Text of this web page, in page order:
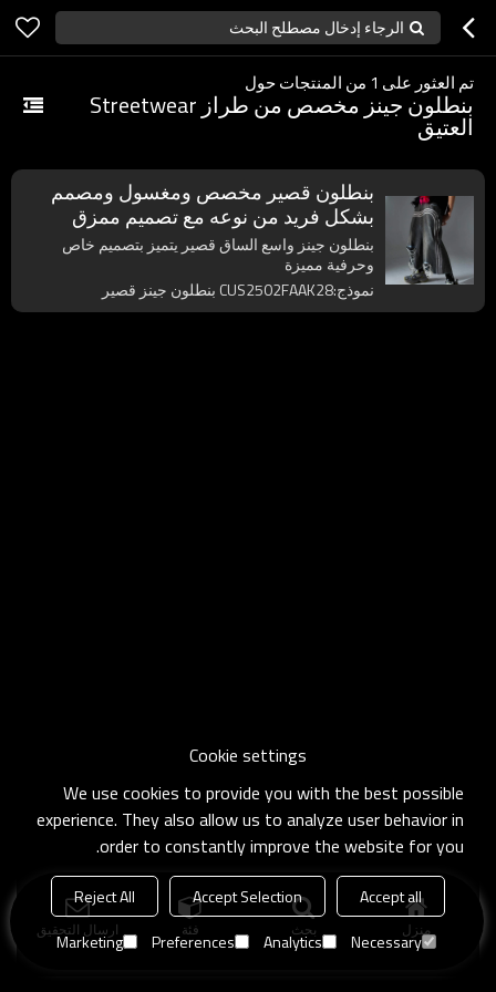
الرجاء إدخال مصطلح البحث
تم العثور على 1 من المنتجات حول
بنطلون جينز مخصص من طراز Streetwear
العتيق
بنطلون قصير مخصص ومغسول ومصمم
بشكل فريد من نوعه مع تصميم ممزق
وساقين واسعتين
بنطلون جينز واسع الساق قصير يتميز بتصميم خاص
وحرفية مميزة
نموذج:CUS2502FAAK28 بنطلون جينز قصير
منزل بحث فئة ارسال التحقيق
Cookie settings
We use cookies to provide you with the best possible
experience. They also allow us to analyze user behavior in
order to constantly improve the website for you.
Accept all
Accept Selection
Reject All
Necessary
Analytics
Preferences
Marketing